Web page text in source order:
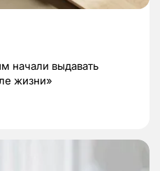
начали выдавать
жизни»